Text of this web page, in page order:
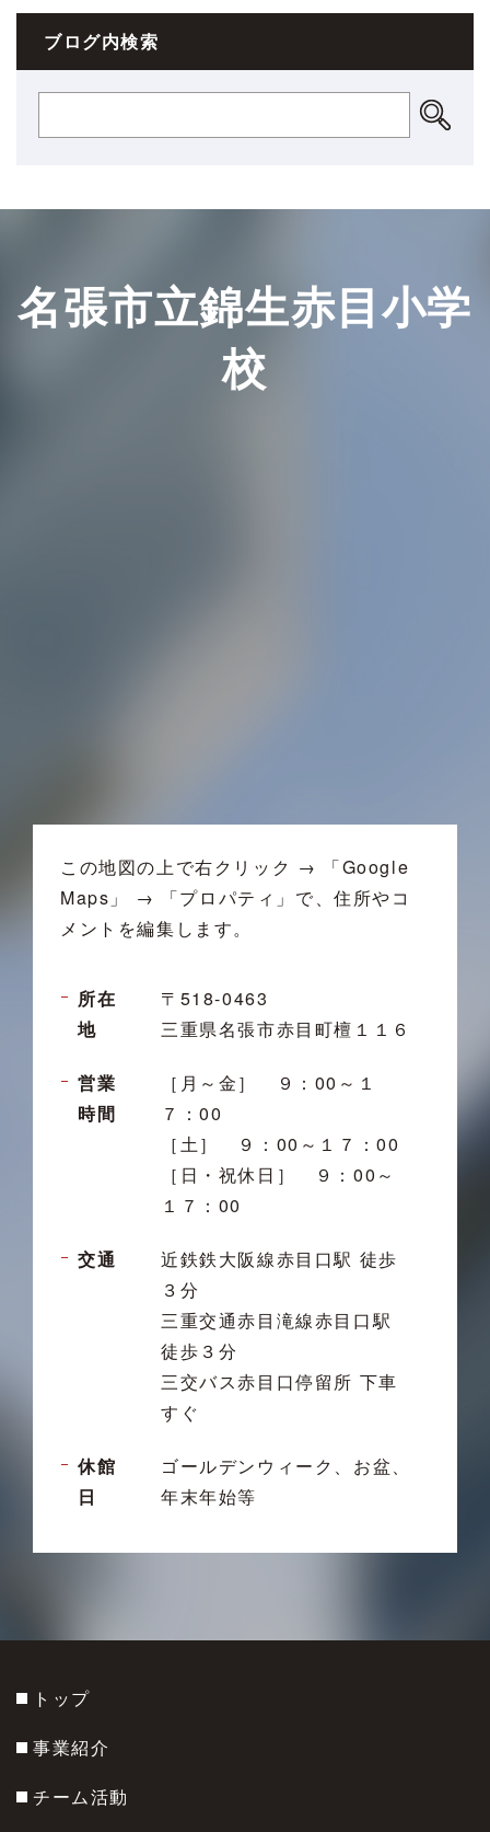
ブログ内検索
名張市立錦生赤目小学
校
この地図の上で右クリック → 「Google
Maps」 → 「プロパティ」で、住所やコ
メントを編集します。
所在
地
〒518-0463
三重県名張市赤目町檀１１６
営業
時間
［月～金］ ９：00～１
７：00
［土］ ９：00～１７：00
［日・祝休日］ ９：00～
１７：00
交通
近鉄鉄大阪線赤目口駅 徒歩
３分
三重交通赤目滝線赤目口駅
徒歩３分
三交バス赤目口停留所 下車
すぐ
休館
日
ゴールデンウィーク、お盆、
年末年始等
トップ
事業紹介
チーム活動